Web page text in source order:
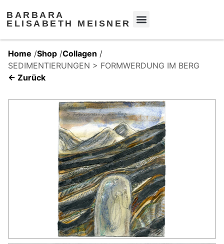
BARBARA
ELISABETH MEISNER
Home /Shop /Collagen /
SEDIMENTIERUNGEN > FORMWERDUNG IM BERG
← Zurück